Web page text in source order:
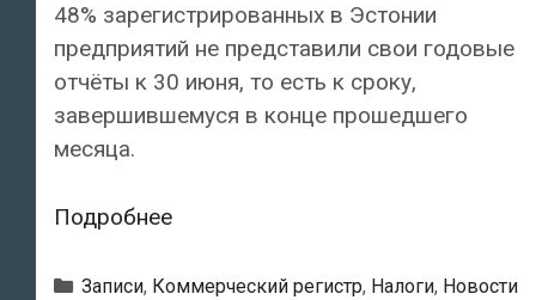
48% зарегистрированных в Эстонии
предприятий не представили свои годовые
отчёты к 30 июня, то есть к сроку,
завершившемуся в конце прошедшего
месяца.
ПодробнееГодовые
вовремя
Рубрики
Записи, Коммерческий регистр, Налоги, Новости